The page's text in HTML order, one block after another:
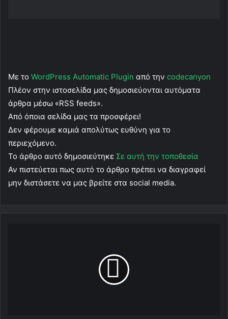
Με το WordPress Automatic Plugin από την codecanyon
Πλέον στην ιστοσελίδα μας δημοσιεύονται αυτόματα
άρθρα μέσω «RSS feeds».
Από όποια σελίδα μας τα προσφέρει!
Δεν φέρουμε καμιά απολύτως ευθύνη για το
περιεχόμενο.
Το άρθρο αυτό δημοσιεύτηκε Σε αυτή την τοποθεσία
Αν πιστεύεται πως αυτό το άρθρο πρέπει να διαγραφεί
μην διστάσετε να μας βρείτε στα social media.